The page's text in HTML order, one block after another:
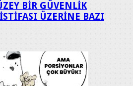
BİR GÜVENLİK
ÜZERİNE BAZI